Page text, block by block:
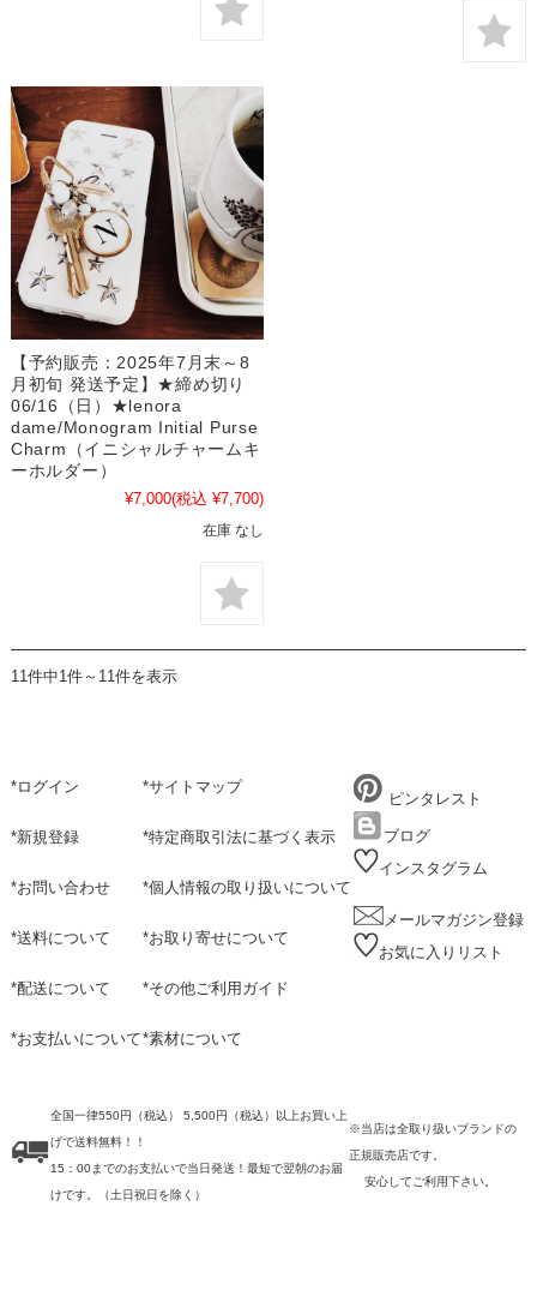
【予約販売：2025年7月末～8
月初旬 発送予定】★締め切り
06/16（日）★lenora
dame/Monogram Initial Purse
Charm（イニシャルチャームキ
ーホルダー）
¥7,000(税込 ¥7,700)
在庫 なし
11件中1件～11件を表示
*ログイン
*新規登録
*お問い合わせ
*送料について
*配送について
*お支払いについて
*サイトマップ
*特定商取引法に基づく表示
*個人情報の取り扱いについて
*お取り寄せについて
*その他ご利用ガイド
*素材について
ピンタレスト
ブログ
インスタグラム
メールマガジン登録
お気に入りリスト
全国一律550円（税込） 5,500円（税込）以上お買い上
げで送料無料！！
15：00までのお支払いで当日発送！最短で翌朝のお届
けです。
（土日祝日を除く）
※当店は全取り扱いブランドの
正規販売店です。
安心してご利用下さい。